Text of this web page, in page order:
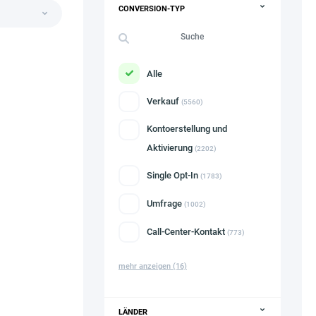
CONVERSION-TYP
Alle
Verkauf (5560)
Kontoerstellung und
Aktivierung (2202)
Single Opt-In (1783)
Umfrage (1002)
Call-Center-Kontakt (773)
mehr anzeigen (16)
LÄNDER